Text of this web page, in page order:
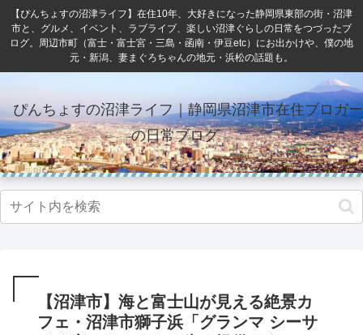
【ぴんちょすの沼津ライフ】在住10年、大好きになった静岡県東部の街・沼津
市と、グルメ、イベント、ラブライブ、楽しい沼津ぐらしの日常をつづったブ
ログ。周辺市町（富士・富士宮・三島・函南・伊豆etc）にお出かけや、僕の地
元・新潟、妻まぐろちゃんの地元・浜松の話題も。
ぴんちょすの沼津ライフ｜静岡県沼津市在住ブロガー
の日常ブログ
【沼津市】海と富士山が見える絶景カ
フェ・沼津市獅子浜「グランマ シーサ